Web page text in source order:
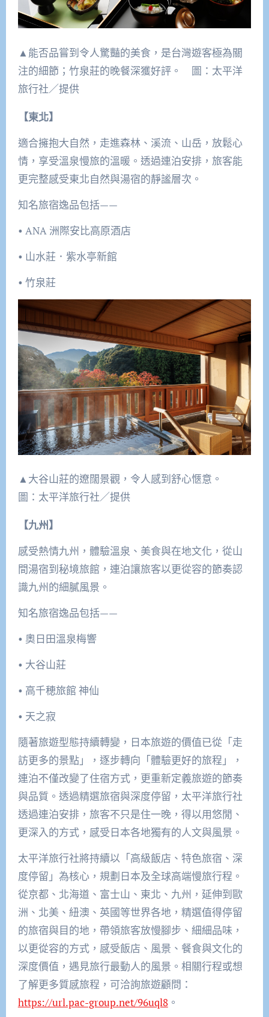
▲能否品嘗到令人驚豔的美食，是台灣遊客極為關
注的細節；竹泉莊的晚餐深獲好評。 圖：太平洋
旅行社／提供
【東北】
適合擁抱大自然，走進森林、溪流、山岳，放鬆心
情，享受溫泉慢旅的溫暖。透過連泊安排，旅客能
更完整感受東北自然與湯宿的靜謐層次。
知名旅宿逸品包括——
• ANA 洲際安比高原酒店
• 山水莊．紫水亭新館
• 竹泉莊
▲大谷山莊的遼闊景觀，令人感到舒心愜意。
圖：太平洋旅行社／提供
【九州】
感受熱情九州，體驗溫泉、美食與在地文化，從山
間湯宿到秘境旅館，連泊讓旅客以更從容的節奏認
識九州的細膩風景。
知名旅宿逸品包括——
• 奧日田溫泉梅響
• 大谷山莊
• 高千穂旅館 神仙
• 天之寂
隨著旅遊型態持續轉變，日本旅遊的價值已從「走
訪更多的景點」，逐步轉向「體驗更好的旅程」，
連泊不僅改變了住宿方式，更重新定義旅遊的節奏
與品質。透過精選旅宿與深度停留，太平洋旅行社
透過連泊安排，旅客不只是住一晚，得以用悠閒、
更深入的方式，感受日本各地獨有的人文與風景。
太平洋旅行社將持續以「高級飯店、特色旅宿、深
度停留」為核心，規劃日本及全球高端慢旅行程。
從京都、北海道、富士山、東北、九州，延伸到歐
洲、北美、紐澳、英國等世界各地，精選值得停留
的旅宿與目的地，帶領旅客放慢腳步、細細品味，
以更從容的方式，感受飯店、風景、餐食與文化的
深度價值，遇見旅行最動人的風景。相關行程或想
了解更多質感旅程，可洽詢旅遊顧問：
https://url.pac-group.net/96uql8。